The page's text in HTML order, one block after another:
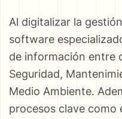
Al digitalizar la
software
de información entre
Seguridad,
Medio Ambiente.
procesos clave como